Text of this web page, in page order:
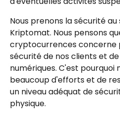
Nous prenons la sécurité au
Kriptomat. Nous pensons
cryptocurrences concerne
sécurité de nos clients et
numériques. C'est pourquoi
beaucoup d'efforts et de
un niveau adéquat de
physique.